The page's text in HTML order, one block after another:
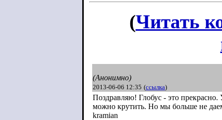
(Читать
(Анонимно)
2013-06-06 12:35 (ссылка)
Поздравляю! Глобус - это
можно крутить. Но мы больше не
kramian